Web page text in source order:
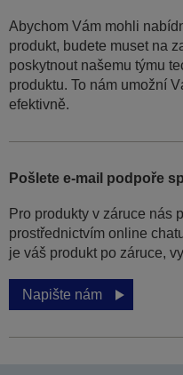
Abychom Vám mohli
produkt, budete muset na
poskytnout našemu týmu
produktu. To nám umožní
efektivně.
Pošlete e-mail podpoře
Pro produkty v záruce nás
prostřednictvím online
je váš produkt po záruce,
Napište nám